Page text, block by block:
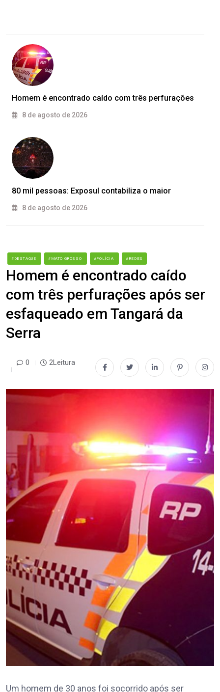
Homem é encontrado caído com três perfurações
8 de agosto de 2026
80 mil pessoas: Exposul contabiliza o maior
8 de agosto de 2026
#DESTAQUE #MATO GROSSO #POLÍCIA #REDES
Homem é encontrado caído
com três perfurações após ser
esfaqueado em Tangará da
Serra
0 2Leitura
Um homem de 30 anos foi socorrido após ser